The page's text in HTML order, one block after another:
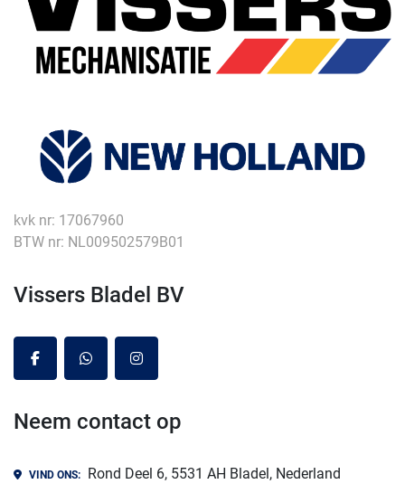
kvk nr: 17067960
BTW nr: NL009502579B01
Vissers Bladel BV
facebookwhatsappinstagram
Neem contact op
VIND ONS: Rond Deel 6, 5531 AH Bladel, Nederland